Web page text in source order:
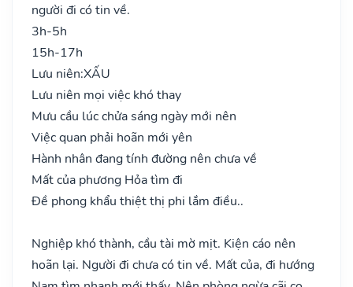
người đi có tin về.
3h-5h
15h-17h
Lưu niên:XẤU
Lưu niên mọi việc khó thay
Mưu cầu lúc chửa sáng ngày mới nên
Việc quan phải hoãn mới yên
Hành nhân đang tính đường nên chưa về
Mất của phương Hỏa tìm đi
Đề phong khẩu thiệt thị phi lắm điều..
Nghiệp khó thành, cầu tài mờ mịt. Kiện cáo nên
hoãn lại. Người đi chưa có tin về. Mất của, đi hướng